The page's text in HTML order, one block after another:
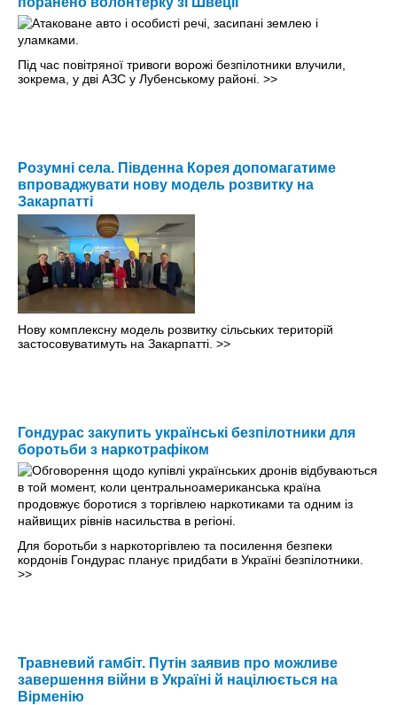
Під час повітряної тривоги ворожі безпілотники влучили,
зокрема, у дві АЗС у Лубенському районі. >>
Розумні села. Південна Корея допомагатиме
впроваджувати нову модель розвитку на
Закарпатті
Нову комплексну модель розвитку сільських територій
застосовуватимуть на Закарпатті. >>
Гондурас закупить українські безпілотники для
боротьби з наркотрафіком
Для боротьби з наркоторгівлею та посилення безпеки
кордонів Гондурас планує придбати в Україні безпілотники.
>>
Травневий гамбіт. Путін заявив про можливе
завершення війни в Україні й націлюється на
Вірменію